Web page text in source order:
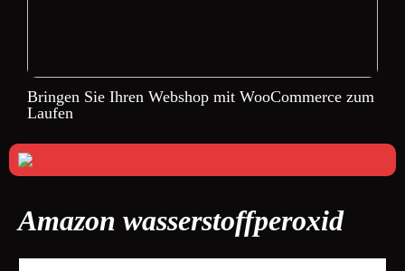
Bringen Sie Ihren Webshop mit WooCommerce zum
Laufen
Amazon wasserstoffperoxid